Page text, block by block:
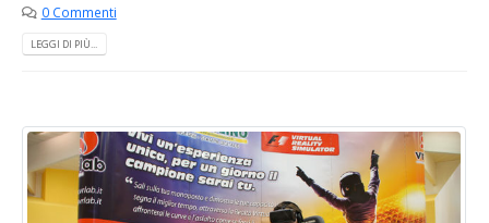
0 Commenti
LEGGI DI PIÙ...